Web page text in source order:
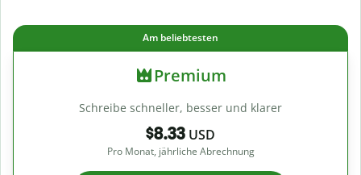
Am beliebtesten
Premium
Schreibe schneller, besser und klarer
$8.33 USD
Pro Monat, jährliche Abrechnung